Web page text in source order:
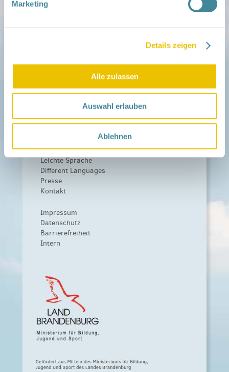
Marketing
Details zeigen
Alle zulassen
Auswahl erlauben
Ablehnen
Netzwerk-Nachrichten
Infopool
Träger und Förderer
Kooperationen
Weiteres
Leichte Sprache
Different Languages
Presse
Kontakt
Impressum
Datenschutz
Barrierefreiheit
Intern